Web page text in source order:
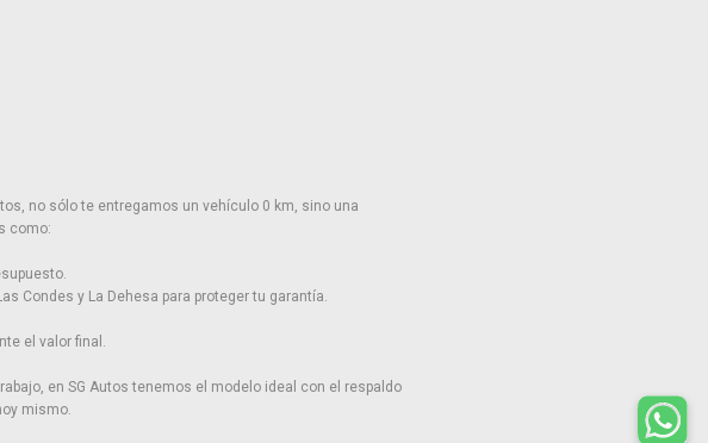
no sólo te entregamos un vehículo 0 km, sino una
como:
Condes y La Dehesa para proteger tu garantía.
el valor final.
en SG Autos tenemos el modelo ideal con el respaldo
mismo.